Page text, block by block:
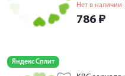
Нет в наличии
786 ₽
Яндекс Сплит